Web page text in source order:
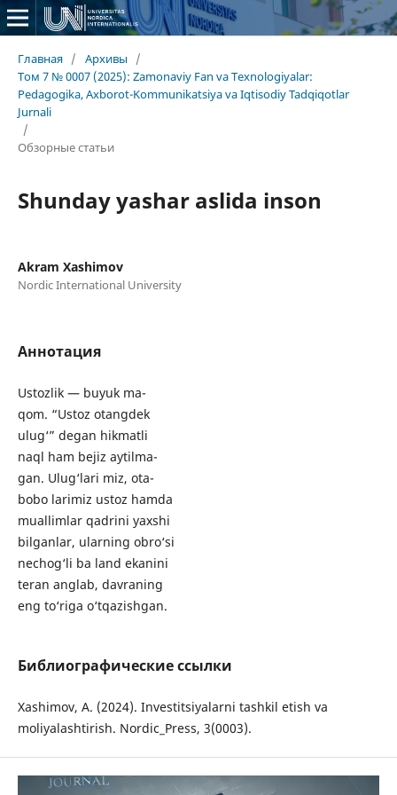
Главная / Архивы
/
Том 7 № 0007 (2025): Zamonaviy Fan va Texnologiyalar:
Pedagogika, Axborot-Kommunikatsiya va Iqtisodiy Tadqiqotlar
Jurnali
/
Обзорные статьи
Shunday yashar aslida inson
Akram Xashimov
Nordic International University
Аннотация
Ustozlik — buyuk ma-
qom. “Ustoz otangdek
ulug‘” degan hikmatli
naql ham bejiz aytilma-
gan. Ulug‘lari miz, ota-
bobo larimiz ustoz hamda
muallimlar qadrini yaxshi
bilganlar, ularning obro‘si
nechog‘li ba land ekanini
teran anglab, davraning
eng to‘riga o‘tqazishgan.
Библиографические ссылки
Xashimov, A. (2024). Investitsiyalarni tashkil etish va
moliyalashtirish. Nordic_Press, 3(0003).